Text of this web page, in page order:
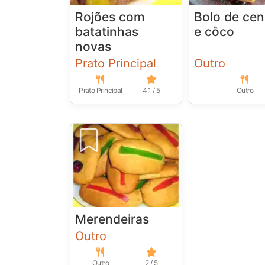
Rojões com
batatinhas
novas
Prato Principal
Prato Principal 4.1 / 5
Bolo de
e côco
Outro
Outro
Merendeiras
Outro
Outro 2 / 5